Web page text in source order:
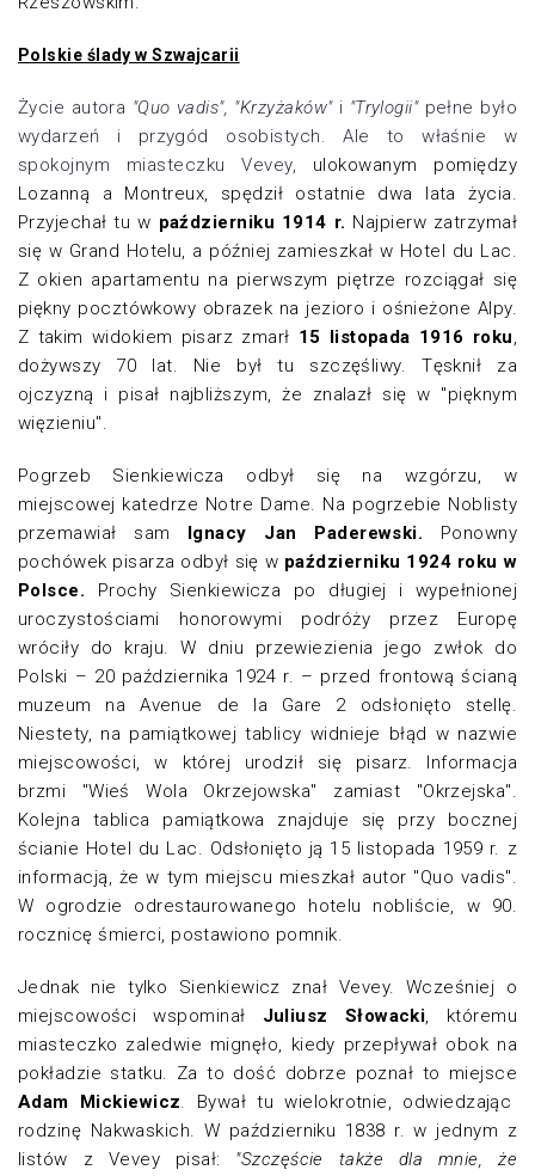
Polskie ślady w Szwajcarii
Życie autora "Quo vadis", "Krzyżaków" i "Trylogii"pełne było
wydarzeń i przygód osobistych. Ale to właśnie w
spokojnym miasteczku Vevey, ulokowanym pomiędzy
Lozanną a Montreux, spędził ostatnie dwa lata życia.
Przyjechał tu w październiku 1914 r. Najpierw zatrzymał
się w Grand Hotelu, a później zamieszkał w Hotel du Lac.
Z okien apartamentu na pierwszym piętrze rozciągał się
piękny pocztówkowy obrazek na jezioro i ośnieżone Alpy.
Z takim widokiem pisarz zmarł 15 listopada 1916 roku,
dożywszy 70 lat. Nie był tu szczęśliwy. Tęsknił za
ojczyzną i pisał najbliższym, że znalazł się w "pięknym
więzieniu".
Pogrzeb Sienkiewicza odbył się na wzgórzu, w
miejscowej katedrze Notre Dame. Na pogrzebie Noblisty
przemawiał sam
Ignacy Jan Paderewski. Ponowny
pochówek pisarza odbył się w październiku 1924 roku w
Polsce. Prochy Sienkiewicza po długiej i wypełnionej
uroczystościami honorowymi podróży przez Europę
wróciły do kraju. W dniu przewiezienia jego zwłok do
Polski – 20 października 1924 r. – przed frontową ścianą
muzeum na Avenue de la Gare 2 odsłonięto stellę.
Niestety, na pamiątkowej tablicy widnieje błąd w nazwie
miejscowości, w której urodził się pisarz. Informacja
brzmi "Wieś Wola Okrzejowska" zamiast "Okrzejska".
Kolejna tablica pamiątkowa znajduje się przy bocznej
ścianie Hotel du Lac. Odsłonięto ją 15 listopada 1959 r. z
informacją, że w tym miejscu mieszkał autor "Quo vadis".
W ogrodzie odrestaurowanego hotelu nobliście, w 90.
rocznicę śmierci, postawiono pomnik.
Jednak nie tylko Sienkiewicz znał Vevey. Wcześniej o
miejscowości wspominał Juliusz Słowacki, któremu
miasteczko zaledwie mignęło, kiedy przepływał obok na
pokładzie statku. Za to dość dobrze poznał to miejsce
Adam Mickiewicz. Bywał tu wielokrotnie, odwiedzając
rodzinę Nakwaskich. W październiku 1838 r. w jednym z
listów z Vevey pisał: "Szczęście także dla mnie, że